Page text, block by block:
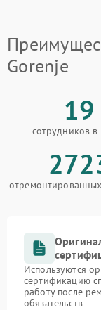
Gorenje
19
сотрудников в
Используются
сертификацию
работу после
обязательств